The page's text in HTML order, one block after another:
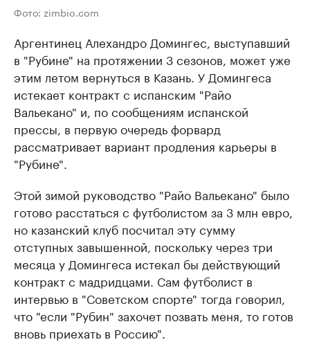
Фото: zimbio.com
Аргентинец Алехандро Домингес, выступавший
в "Рубине" на протяжении 3 сезонов, может уже
этим летом вернуться в Казань. У Домингеса
истекает контракт с испанским "Райо
Вальекано" и, по сообщениям испанской
прессы, в первую очередь форвард
рассматривает вариант продления карьеры в
"Рубине".
Этой зимой руководство "Райо Вальекано" было
готово расстаться с футболистом за 3 млн евро,
но казанский клуб посчитал эту сумму
отступных завышенной, поскольку через три
месяца у Домингеса истекал бы действующий
контракт с мадридцами. Сам футболист в
интервью в "Советском спорте" тогда говорил,
что "если "Рубин" захочет позвать меня, то готов
вновь приехать в Россию".